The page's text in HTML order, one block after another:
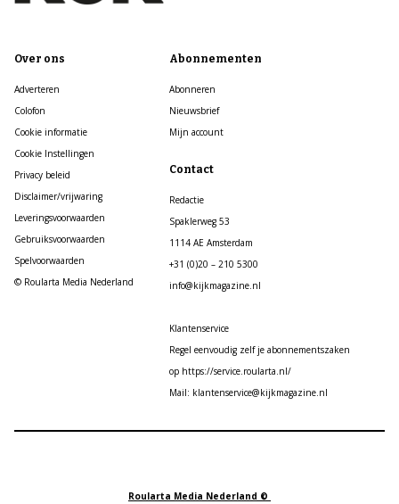
Over ons
Adverteren
Colofon
Cookie informatie
Cookie Instellingen
Privacy beleid
Disclaimer/vrijwaring
Leveringsvoorwaarden
Gebruiksvoorwaarden
Spelvoorwaarden
© Roularta Media Nederland
Abonnementen
Abonneren
Nieuwsbrief
Mijn account
Contact
Redactie
Spaklerweg 53
1114 AE Amsterdam
+31 (0)20 – 210 5300
info@kijkmagazine.nl
Klantenservice
Regel eenvoudig zelf je abonnementszaken
op https://service.roularta.nl/
Mail: klantenservice@kijkmagazine.nl
Roularta Media Nederland ©